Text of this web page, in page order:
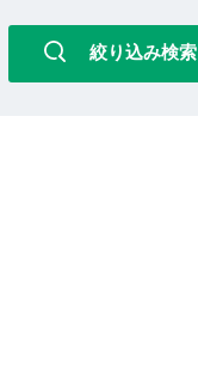
絞り込み検索